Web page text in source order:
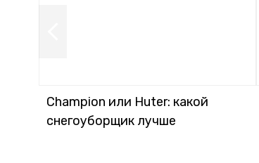
Champion или Huter: какой
снегоуборщик лучше